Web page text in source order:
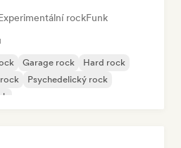
rockFunk
Garage rock
Hard rock
Psychedelický rock